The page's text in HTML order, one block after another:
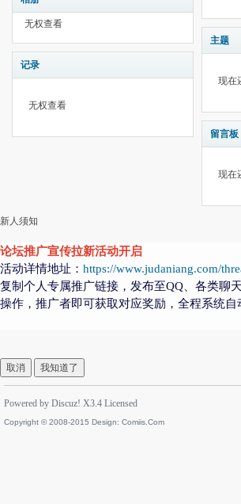
无权查看
记录
无权查看
主题
现在
留言板
现在
新人须知
论坛推广宣传拉新活动开启
活动详情地址： https://www.judaniang.com/
复制个人专属推广链接，发布至QQ、各类聊
操作，推广者即可获取对应奖励，全程系统自
取消 我知道了
Powered by Discuz! X3.4 Licensed
Copyright © 2008-2015 Design: Comiis.Com